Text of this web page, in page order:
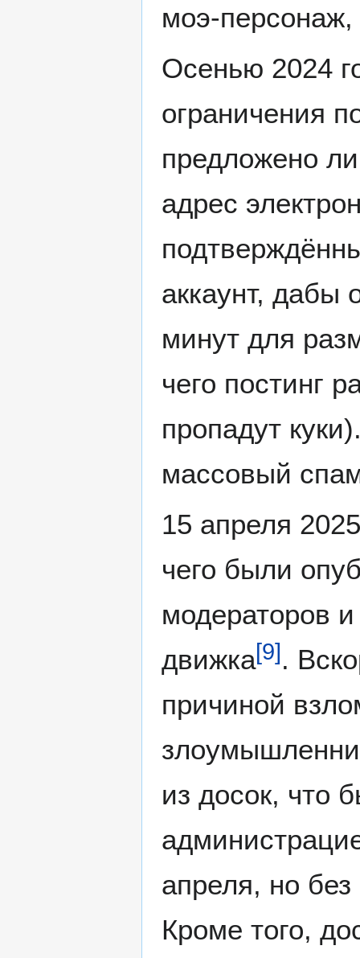
моэ-
Осенью 2024
ограничения
предложено
адрес
аккаунт, дабы
минут для
чего постинг
пропадут
массовый
15 апреля
чего были
модераторов
движка[9].
причиной
из досок, что
апреля, но
Кроме того,